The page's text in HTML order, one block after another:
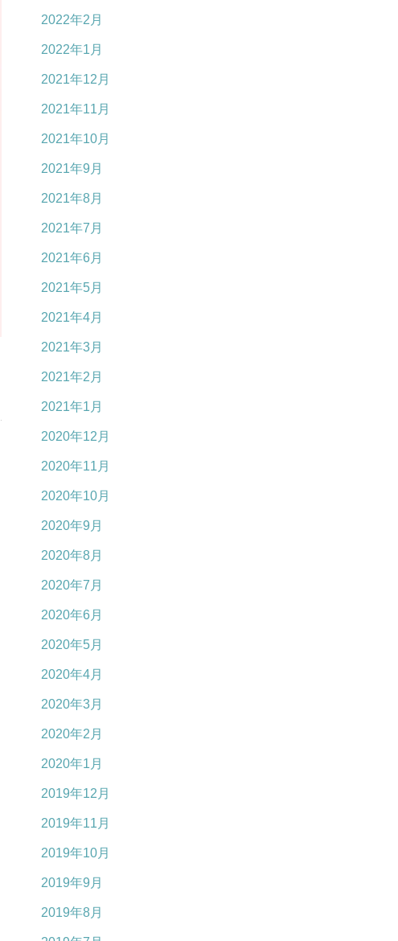
2022年2月
2022年1月
2021年12月
2021年11月
2021年10月
2021年9月
2021年8月
2021年7月
2021年6月
2021年5月
2021年4月
2021年3月
2021年2月
2021年1月
2020年12月
2020年11月
2020年10月
2020年9月
2020年8月
2020年7月
2020年6月
2020年5月
2020年4月
2020年3月
2020年2月
2020年1月
2019年12月
2019年11月
2019年10月
2019年9月
2019年8月